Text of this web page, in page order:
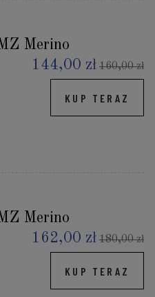
Merino
144,00 zł 160,00 zł
KUP TERAZ
Merino
162,00 zł 180,00 zł
KUP TERAZ